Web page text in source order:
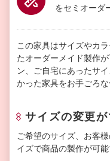
をセミオーダ
この家具はサイズやカ
たオーダーメイド製作
ン、ご自宅にあったサ
かった家具をお手ごろな
サイズの変更
ご希望のサイズ、お客
イズで商品の製作が可能